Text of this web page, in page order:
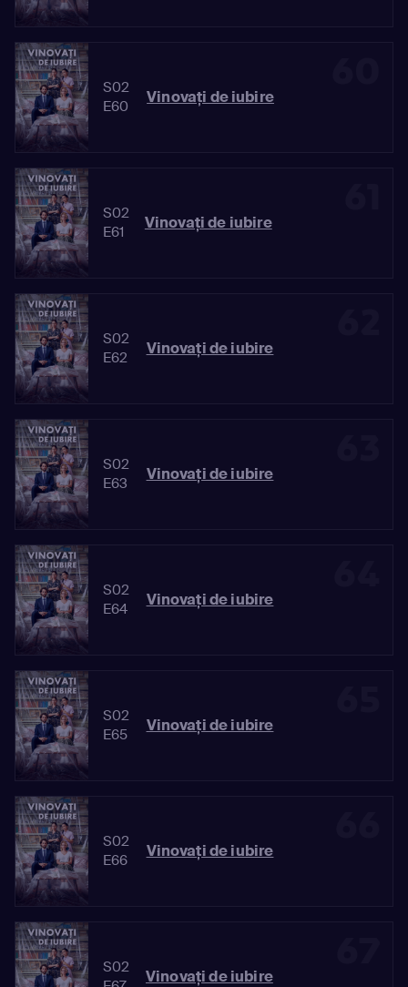
S02
E60
Vinovaţi de iubire
S02
E61
Vinovaţi de iubire
S02
E62
Vinovaţi de iubire
S02
E63
Vinovaţi de iubire
S02
E64
Vinovaţi de iubire
S02
E65
Vinovaţi de iubire
S02
E66
Vinovaţi de iubire
S02
Vinovaţi de iubire